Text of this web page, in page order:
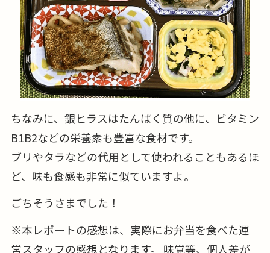
ちなみに、銀ヒラスはたんぱく質の他に、ビタミン
B1B2などの栄養素も豊富な食材です。
ブリやタラなどの代用として使われることもあるほ
ど、味も食感も非常に似ていますよ。
ごちそうさまでした！
※本レポートの感想は、実際にお弁当を食べた運
営スタッフの感想となります。 味覚等、個人差が